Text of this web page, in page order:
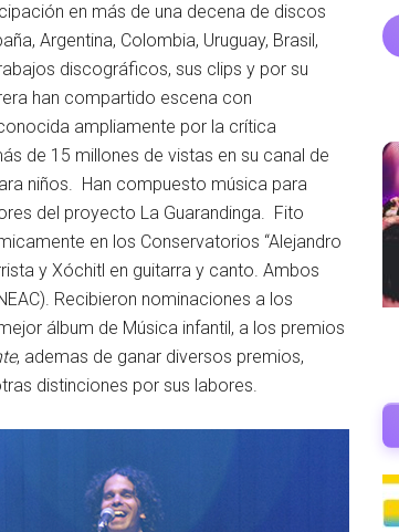
en más de una decena de discos
Argentina, Colombia, Uruguay, Brasil,
discográficos, sus clips y por su
han compartido escena con
ampliamente por la crítica
de 15 millones de vistas en su canal de
niños. Han compuesto música para
del proyecto La Guarandinga. Fito
en los Conservatorios “Alejandro
y Xóchitl en guitarra y canto. Ambos
Recibieron nominaciones a los
álbum de Música infantil, a los premios
, ademas de ganar diversos premios,
distinciones por sus labores.